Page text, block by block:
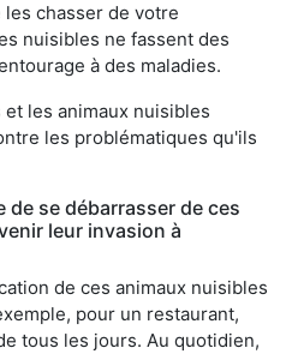
chasser de votre
nuisibles ne fassent des
à des maladies.
les animaux nuisibles
les problématiques qu'ils
se débarrasser de ces
leur invasion à
de ces animaux nuisibles
pour un restaurant,
tous les jours. Au quotidien,